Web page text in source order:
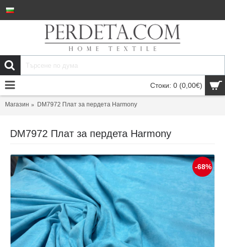
Стоки: 0 (0,00€)
Магазин DM7972 Плат за пердета Harmony
DM7972 Плат за пердета Harmony
-68%